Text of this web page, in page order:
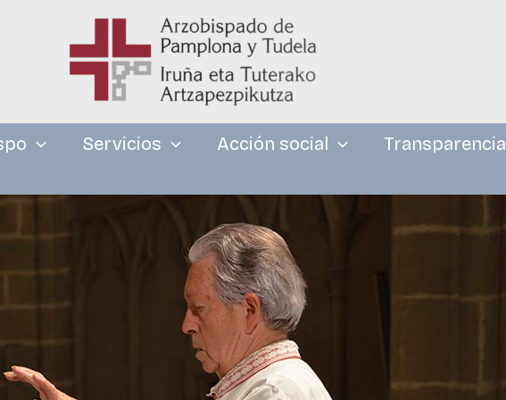
Servicios Acción social Transparencia